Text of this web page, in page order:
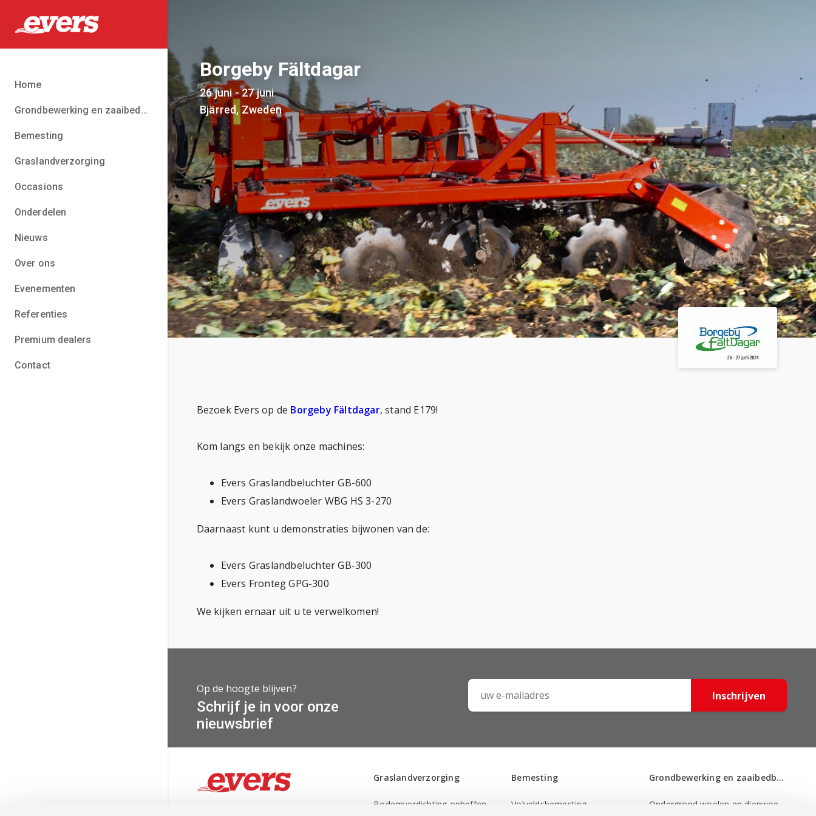
Home
Grondbewerking en zaaibedbereiding
Bemesting
Graslandverzorging
Occasions
Onderdelen
Nieuws
Over ons
Evenementen
Referenties
Premium dealers
Contact
Borgeby Fältdagar
26 juni - 27 juni
Bjärred, Zweden
Bezoek Evers op de Borgeby Fältdagar, stand E179!
Kom langs en bekijk onze machines:
Evers Graslandbeluchter GB-600
Evers Graslandwoeler WBG HS 3-270
Daarnaast kunt u demonstraties bijwonen van de:
Evers Graslandbeluchter GB-300
Evers Fronteg GPG-300
We kijken ernaar uit u te verwelkomen!
Op de hoogte blijven?
Schrijf je in voor onze
nieuwsbrief
Inschrijven
Graslandverzorging
Bodemverdichting opheffen
Bemesting
Volveldsbemesting
Grondbewerking en zaaibedbereiding